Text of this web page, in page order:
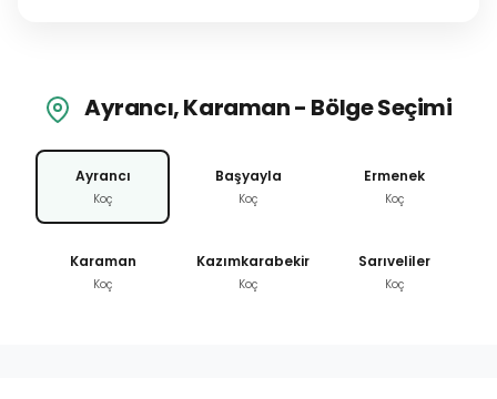
Ayrancı, Karaman - Bölge Seçimi
Ayrancı
Koç
Başyayla
Koç
Ermenek
Koç
Karaman
Koç
Kazımkarabekir
Koç
Sarıveliler
Koç